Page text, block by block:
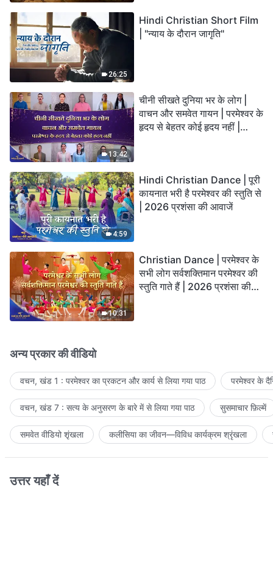
26:25
Hindi Christian Short Film
| "न्याय के दौरान जागृति"
13:42
चीनी सीखते दुनिया भर के लोग |
वाचन और समवेत गायन | परमेश्वर के
हृदय से बेहतर कोई हृदय नहीं |
4:59
Hindi Christian Dance | पूरी
कायनात भरी है परमेश्वर की स्तुति से
| 2026 प्रशंसा की आवाजें
10:31
Christian Dance | परमेश्वर के
सभी लोग सर्वशक्तिमान परमेश्वर की
स्तुति गाते हैं | 2026 प्रशंसा की
अन्य प्रकार की वीडियो
वचन, खंड 1 : परमेश्वर का प्रकटन और कार्य से लिया गया पाठ परमेश्वर के
वचन, खंड 7 : सत्य के अनुसरण के बारे में से लिया गया पाठ सुसमाचार फ़िल्में
समवेत वीडियो शृंखला कलीसिया का जीवन—विविध कार्यक्रम श्रृंखला
उत्तर यहाँ दें